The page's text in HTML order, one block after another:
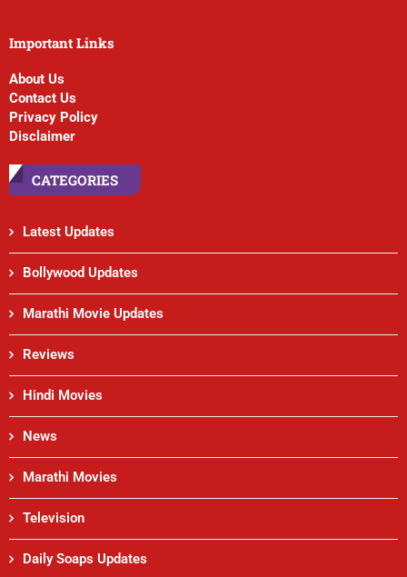
Important Links
About Us
Contact Us
Privacy Policy
Disclaimer
CATEGORIES
Latest Updates
Bollywood Updates
Marathi Movie Updates
Reviews
Hindi Movies
News
Marathi Movies
Television
Daily Soaps Updates